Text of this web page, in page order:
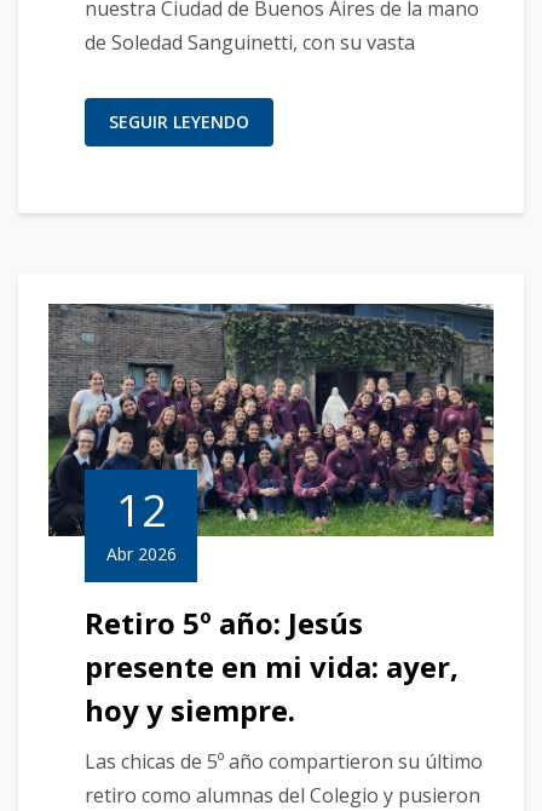
nuestra Ciudad de Buenos Aires de la mano
de Soledad Sanguinetti, con su vasta
SEGUIR LEYENDO
12
Abr 2026
Retiro 5º año: Jesús
presente en mi vida: ayer,
hoy y siempre.
Las chicas de 5º año compartieron su último
retiro como alumnas del Colegio y pusieron